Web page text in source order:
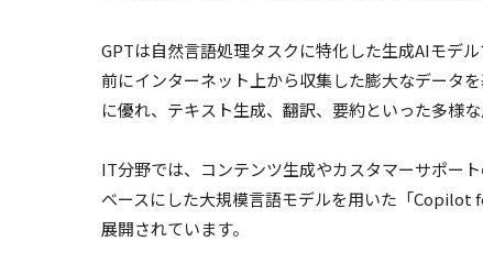
GPTは自然言語処理タスクに特化した生成AIモデ
前にインターネット上から収集した膨大なデータ
に優れ、テキスト生成、翻訳、要約といった多様な
IT分野では、コンテンツ生成やカスタマーサポー
ベースにした大規模言語モデルを用いた「
展開されています。